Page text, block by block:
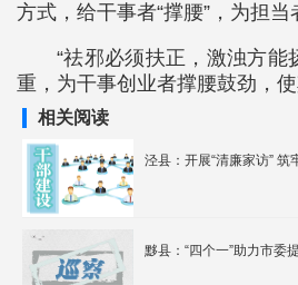
方式，给干事者“撑腰”，为担当
“祛邪必须扶正，激浊方
重，为干事创业者撑腰鼓劲，
相关阅读
泾县：
黟县：“四个一”助力市委